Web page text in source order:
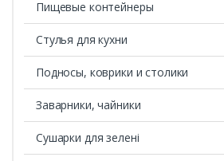
Пищевые контейнеры
Стулья для кухни
Подносы, коврики и столики
Заварники, чайники
Сушарки для зелені